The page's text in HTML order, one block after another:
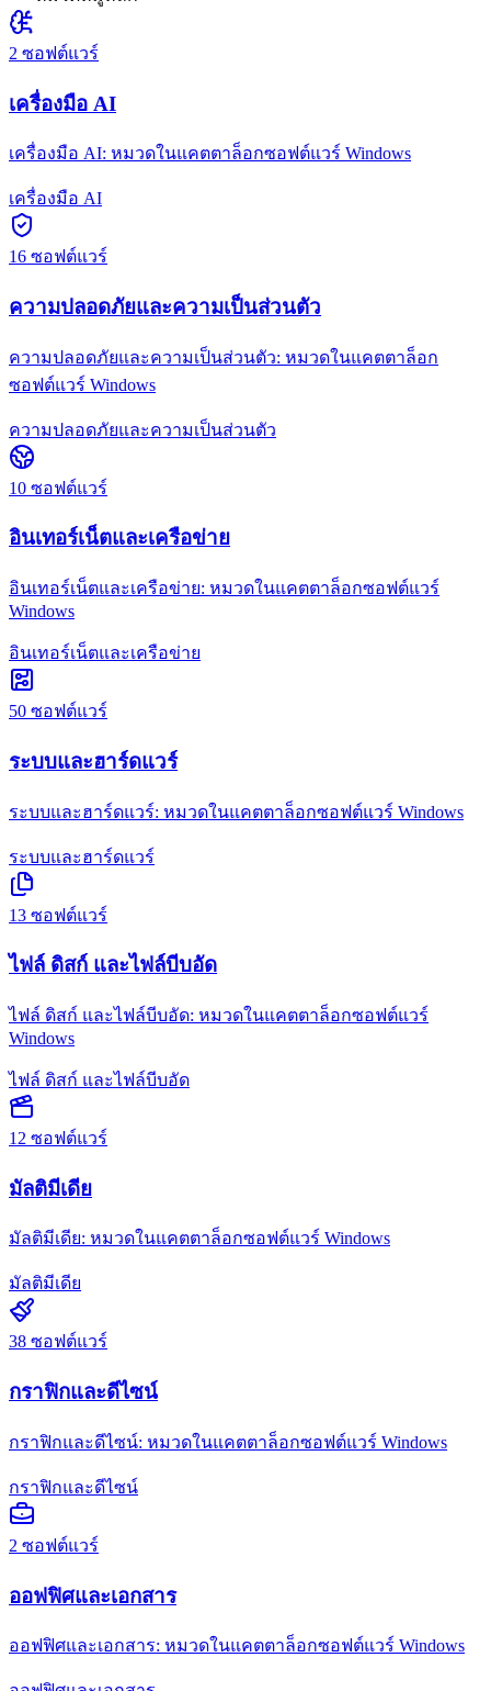
2 ซอฟต์แวร์
เครื่องมือ AI
เครื่องมือ AI: หมวดในแคตตาล็อกซอฟต์แวร์ Windows
เครื่องมือ AI
16 ซอฟต์แวร์
ความปลอดภัยและความเป็นส่วนตัว
ความปลอดภัยและความเป็นส่วนตัว: หมวดในแคตตาล็อก
ซอฟต์แวร์ Windows
ความปลอดภัยและความเป็นส่วนตัว
10 ซอฟต์แวร์
อินเทอร์เน็ตและเครือข่าย
อินเทอร์เน็ตและเครือข่าย: หมวดในแคตตาล็อกซอฟต์แวร์
Windows
อินเทอร์เน็ตและเครือข่าย
50 ซอฟต์แวร์
ระบบและฮาร์ดแวร์
ระบบและฮาร์ดแวร์: หมวดในแคตตาล็อกซอฟต์แวร์ Windows
ระบบและฮาร์ดแวร์
13 ซอฟต์แวร์
ไฟล์ ดิสก์ และไฟล์บีบอัด
ไฟล์ ดิสก์ และไฟล์บีบอัด: หมวดในแคตตาล็อกซอฟต์แวร์
Windows
ไฟล์ ดิสก์ และไฟล์บีบอัด
12 ซอฟต์แวร์
มัลติมีเดีย
มัลติมีเดีย: หมวดในแคตตาล็อกซอฟต์แวร์ Windows
มัลติมีเดีย
38 ซอฟต์แวร์
กราฟิกและดีไซน์
กราฟิกและดีไซน์: หมวดในแคตตาล็อกซอฟต์แวร์ Windows
กราฟิกและดีไซน์
2 ซอฟต์แวร์
ออฟฟิศและเอกสาร
ออฟฟิศและเอกสาร: หมวดในแคตตาล็อกซอฟต์แวร์ Windows